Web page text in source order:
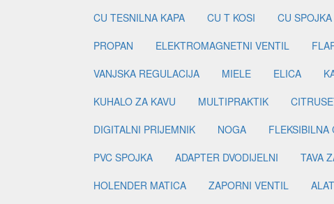
CU TESNILNA KAPA
CU T KOSI CU SPOJKA
PROPAN
ELEKTROMAGNETNI VENTIL
VANJSKA REGULACIJA
MIELE ELICA
KUHALO ZA KAVU
MULTIPRAKTIK
DIGITALNI PRIJEMNIK
NOGA FLEKSIBILNA
PVC SPOJKA
ADAPTER DVODIJELNI TAVA
HOLENDER MATICA
ZAPORNI VENTIL